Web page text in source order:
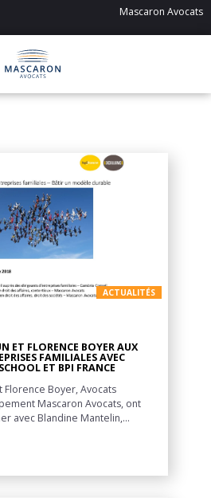
Mascaron Avocats
ACTUALITÉS
ET FLORENCE BOYER AUX
FAMILIALES AVEC
ET BPI FRANCE
Florence Boyer, Avocats
Mascaron Avocats, ont
avec Blandine Mantelin,…